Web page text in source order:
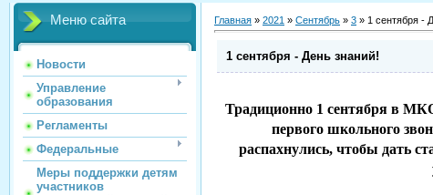
Меню сайта
Новости
Управление
образования
Регламенты
Федеральные
Меры поддержки детям
участников
Главная » 2021 » Сентябрь » 3 » 1 сентября -
1 сентября - День знаний!
Традиционно 1 сентября в
первого школьного
распахнулись, чтобы дать